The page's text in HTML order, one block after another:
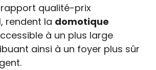
qualité-prix
rendent la domotique
à un plus large
ainsi à un foyer plus sûr